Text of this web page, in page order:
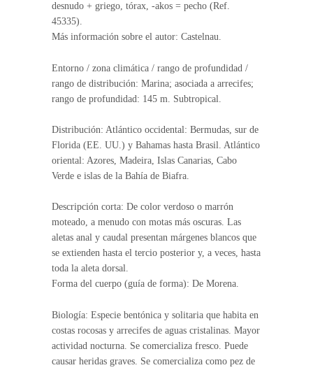
desnudo + griego, tórax, -akos = pecho (Ref.
45335).
Más información sobre el autor: Castelnau.
Entorno / zona climática / rango de profundidad /
rango de distribución: Marina; asociada a arrecifes;
rango de profundidad: 145 m. Subtropical.
Distribución: Atlántico occidental: Bermudas, sur de
Florida (EE. UU.) y Bahamas hasta Brasil. Atlántico
oriental: Azores, Madeira, Islas Canarias, Cabo
Verde e islas de la Bahía de Biafra.
Descripción corta: De color verdoso o marrón
moteado, a menudo con motas más oscuras. Las
aletas anal y caudal presentan márgenes blancos que
se extienden hasta el tercio posterior y, a veces, hasta
toda la aleta dorsal.
Forma del cuerpo (guía de forma): De Morena.
Biología: Especie bentónica y solitaria que habita en
costas rocosas y arrecifes de aguas cristalinas. Mayor
actividad nocturna. Se comercializa fresco. Puede
causar heridas graves. Se comercializa como pez de